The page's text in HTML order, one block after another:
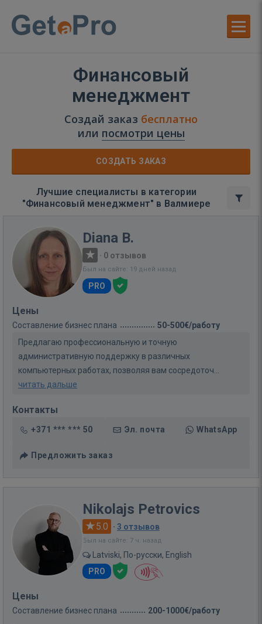
Финансовый
менеджмент
Создай заказ бесплатно
или посмотри цены
СОЗДАТЬ ЗАКАЗ
Лучшие специалисты в категории
"Финансовый менеджмент" в Валмиере
Diana B.
· 0 отзывов
Был на сайте: 19 дней назад
PRO
Цены
Составление бизнес плана
50-500€/работу
Предлагаю профессиональную и точную
административную поддержку в различных
компьютерных работах, позволяя вам сосредоточ...
читать дальше
Контакты
+371 *** *** 50 Эл. почта WhatsApp
Предложить заказ
Nikolajs Petrovics
5.0 · 3 отзывов
Был на сайте: 7 ч. назад
Latviski, По-русски, English
PRO
Цены
Составление бизнес плана 200-1000€/работу